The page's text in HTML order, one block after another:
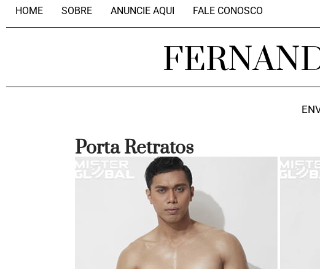
HOME SOBRE ANUNCIE AQUI FALE CONOSCO
Porta Retratos